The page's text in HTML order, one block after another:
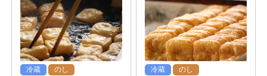
冷蔵 のし 冷蔵 のし